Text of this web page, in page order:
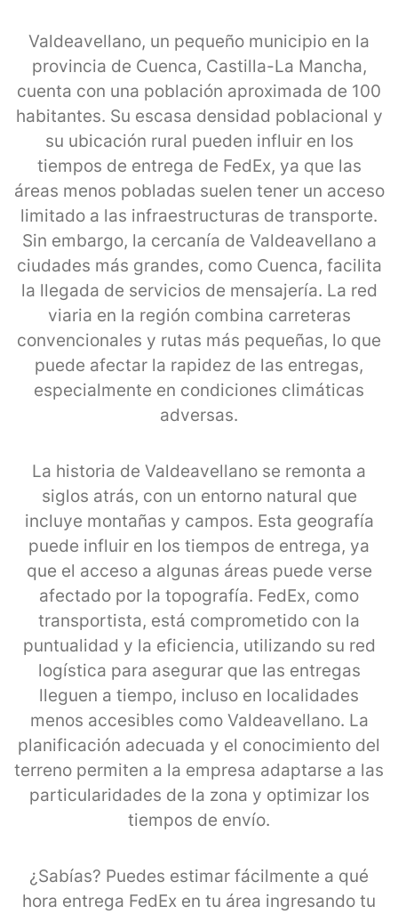
Valdeavellano, un pequeño municipio en la
provincia de Cuenca, Castilla-La Mancha,
cuenta con una población aproximada de 100
habitantes. Su escasa densidad poblacional y
su ubicación rural pueden influir en los
tiempos de entrega de FedEx, ya que las
áreas menos pobladas suelen tener un acceso
limitado a las infraestructuras de transporte.
Sin embargo, la cercanía de Valdeavellano a
ciudades más grandes, como Cuenca, facilita
la llegada de servicios de mensajería. La red
viaria en la región combina carreteras
convencionales y rutas más pequeñas, lo que
puede afectar la rapidez de las entregas,
especialmente en condiciones climáticas
adversas.
La historia de Valdeavellano se remonta a
siglos atrás, con un entorno natural que
incluye montañas y campos. Esta geografía
puede influir en los tiempos de entrega, ya
que el acceso a algunas áreas puede verse
afectado por la topografía. FedEx, como
transportista, está comprometido con la
puntualidad y la eficiencia, utilizando su red
logística para asegurar que las entregas
lleguen a tiempo, incluso en localidades
menos accesibles como Valdeavellano. La
planificación adecuada y el conocimiento del
terreno permiten a la empresa adaptarse a las
particularidades de la zona y optimizar los
tiempos de envío.
¿Sabías? Puedes estimar fácilmente a qué
hora entrega FedEx en tu área ingresando tu